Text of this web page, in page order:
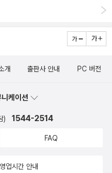
끝내는 건 아니다.'루게릭병을
지금도 많은 독자들에게 깊은
을 위해 살아가고 있는가'를 자
에 출간되었지만 한번쯤은 꼭 읽
미를 다시 찾고 싶은 분핵심 요
록한 회고록입니다.삶과 죽음
동을 전합니다.아침 그리고 저
어진 하나의 이야기다.핵심 내용
조금씩 용돈이 들어오기 시작
만큼의돈을 부치겠습니다. 귀찮
말을 잘 전해주세요.이제 와 돈
제까지나 예전 은혜를 잊지 않
개 출판사 안내 PC 버전
케이션
) 1544-2514
FAQ
업시간 안내